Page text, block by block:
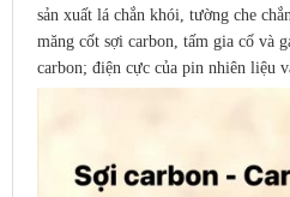
sản xuất lá chắn khói, tường che
măng cốt sợi carbon, tấm gia cố và
carbon; điện cực của pin nhiên liệu